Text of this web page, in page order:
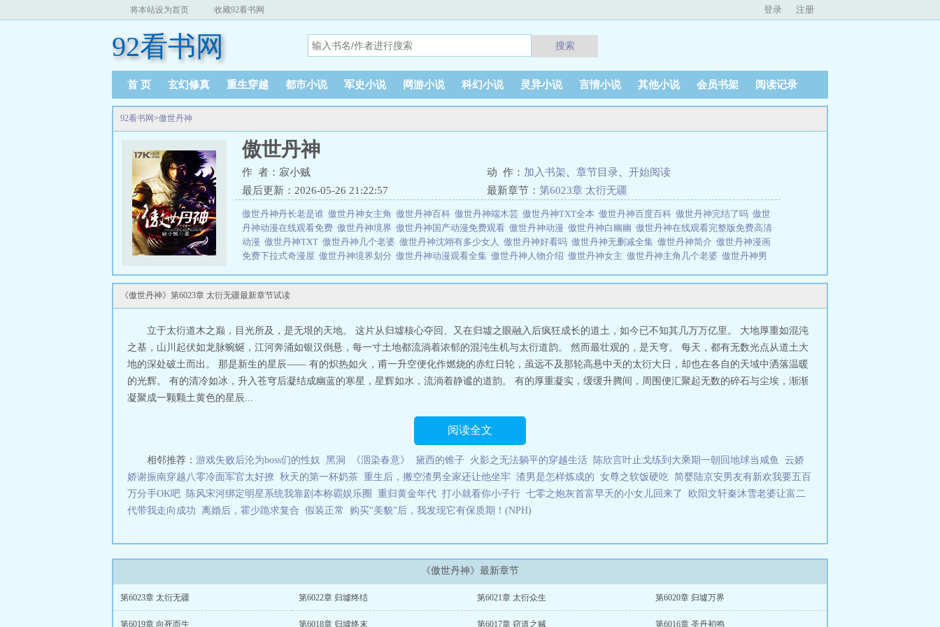
将本站设为首页 收藏92看书网 登录 注册
92看书网 搜索
首 页 玄幻修真 重生穿越 都市小说 军史小说 网游小说 科幻小说 灵异小说 言情小说 其他小说 会员书架 阅读记录
92看书网>傲世丹神
傲世丹神
作 者：寂小贼 动 作： 加入书架 章节目录
开始阅读
最后更新：2026-05-26 21:22:57
最新章节： 第6023章 太衍无疆
傲世丹神丹长老是谁 傲世丹神女主角 傲世丹神百科 傲世丹神端木芸 傲世丹神TXT全本 傲世丹神百度百科 傲世丹神完结了吗 傲世
丹神动漫在线观看免费 傲世丹神境界 傲世丹神国产动漫免费观看 傲世丹神动漫 傲世丹神白幽幽 傲世丹神在线观看完整版免费高清
动漫 傲世丹神TXT 傲世丹神几个老婆 傲世丹神沈翊有多少女人 傲世丹神好看吗 傲世丹神无删减全集 傲世丹神简介 傲世丹神漫画
免费下拉式奇漫屋 傲世丹神境界划分 傲世丹神动漫观看全集 傲世丹神人物介绍 傲世丹神女主 傲世丹神主角几个老婆 傲世丹神男
免费关于傲世丹神：少年沈翔艳遇神女和魔女，得到她们的无上传承，获得逆天神脉，学得绝世神功，掌握超绝丹术，这使他在武道
之路春风得意……饿的时炼点丹药当零食吃，寂寞的时候调戏高高在上的神女，无聊时耍耍那些来求丹的武道高人，累的时候让身边
的娇妻们按摩按摩……想观看更多的精彩内容，请收藏关注《傲世丹神》！【已经完成过一本300万字的书《通天武皇》，无断更记
录。】【新书每天保底三更，各种求……】【书友群：69031394，欢迎各位进来聊天打屁】傲世丹神
《傲世丹神》第6023章 太衍无疆最新章节试读
立于太衍道木之巅，目光所及，是无垠的天地。 这片从归墟核心夺回、又在归墟之眼融入后疯狂成长的道土，如今已不知其几万万亿里。 大地厚重如混沌
之基，山川起伏如龙脉蜿蜒，江河奔涌如银汉倒悬，每一寸土地都流淌着浓郁的混沌生机与太衍道韵。 然而最壮观的，是天穹。 每天，都有无数光点从道土大
地的深处破土而出。 那是新生的星辰—— 有的炽热如火，甫一升空便化作燃烧的赤红日轮，虽远不及那轮高悬中天的太衍大日，却也在各自的天域中洒落温暖
的光辉。 有的清冷如冰，升入苍穹后凝结成幽蓝的寒星，星辉如水，流淌着静谧的道韵。 有的厚重凝实，缓缓升腾间，周围便汇聚起无数的碎石与尘埃，渐渐
凝聚成一颗颗土黄色的星辰...
阅读全文
相邻推荐： 游戏失败后沦为boss们的性奴 黑洞 《洇染春意》 黛西的锥子 火影之无法躺平的穿越生活 陈欣言叶止戈练到大乘期一朝回地球当咸鱼
云娇
娇谢振南穿越八零冷面军官太好撩 秋天的第一杯奶茶 重生后，搬空渣男全家还让他坐牢 渣男是怎样炼成的 女尊之软饭硬吃 简婴陆京安男友有新欢我要五百
万分手OK吧
陈风宋河绑定明星系统我靠剧本称霸娱乐圈 重归黄金年代 打小就看你小子行 七零之炮灰首富早夭的小女儿回来了
欧阳文轩秦沐雪老婆让富二
代带我走向成功 离婚后，霍少跪求复合 假装正常 购买“美貌”后，我发现它有保质期！(NPH)
《傲世丹神》最新章节
第6023章 太衍无疆 第6022章 归墟终结 第6021章 太衍众生 第6020章 归墟万界
第6019章 向死而生 第6018章 归墟终末 第6017章 窃道之贼 第6016章 圣丹初鸣